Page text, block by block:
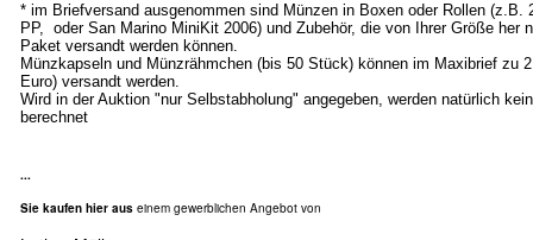
* im Briefversand ausgenommen sind Münzen in Boxen oder Rollen (z.B.
PP, oder San Marino MiniKit 2006) und Zubehör, die von Ihrer Größe her
Paket versandt werden können.
Münzkapseln und Münzrähmchen (bis 50 Stück) können im Maxibrief zu
Euro) versandt werden.
Wird in der Auktion "nur Selbstabholung" angegeben, werden natürlich
berechnet
...
Sie kaufen hier aus einem gewerblichen Angebot von